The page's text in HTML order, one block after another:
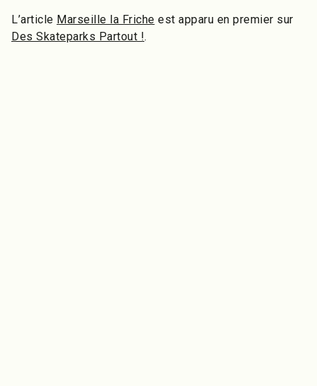
L’article Marseille la Friche est apparu en premier sur
Des Skateparks Partout !.